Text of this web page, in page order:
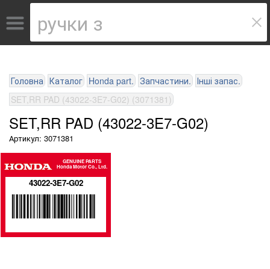
Головна Каталог Honda part. Запчастини. Інші запас.
SET,RR PAD (43022-3E7-G02) (3071381)
SET,RR PAD (43022-3E7-G02)
Артикул: 3071381
GENUINE PARTS
Honda Motor Co., Ltd.
43022-3E7-G02